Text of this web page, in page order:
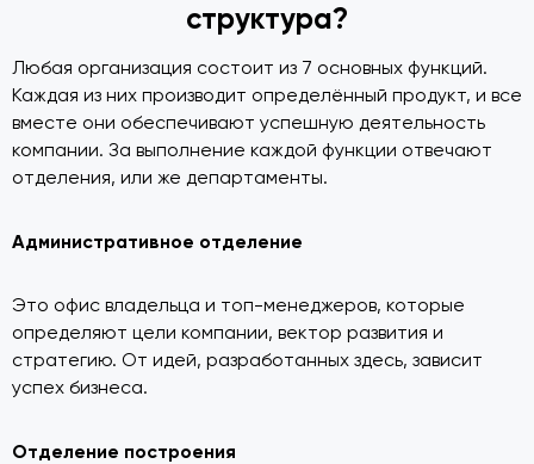
структура?
Любая организация состоит из 7 основных функций.
Каждая из них производит определённый продукт, и все
вместе они обеспечивают успешную деятельность
компании. За выполнение каждой функции отвечают
отделения, или же департаменты.
Административное отделение
Это офис владельца и топ-менеджеров, которые
определяют цели компании, вектор развития и
стратегию. От идей, разработанных здесь, зависит
успех бизнеса.
Отделение построения